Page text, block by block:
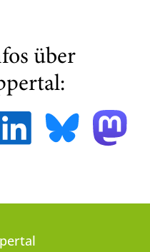
über